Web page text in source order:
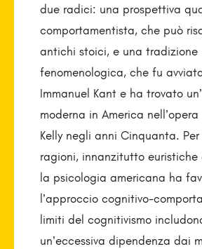
due radici: una prospettiva
comportamentista, che può
antichi stoici, e una tradizione
fenomenologica, che fu
Immanuel Kant e ha trovato
moderna in America
Kelly negli anni Cinquanta.
ragioni, innanzitutto euristiche
la psicologia americana ha
l’approccio cognitivo-
limiti del cognitivismo
un’eccessiva dipendenza dai